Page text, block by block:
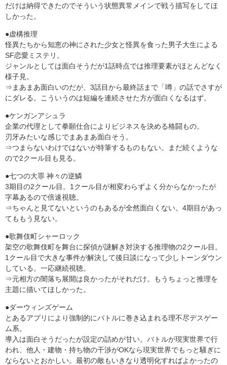
だけは納得できたのでそういう状態異常メインで戦う描写をしてほ
しかった。
●虚構推理
怪異たちから知恵の神にされた少女と怪異を食った男子大生による
SF恋愛ミステリ。
ジャンルとしては面白そうだが1話時点では推理要素がほとんどなく
様子見。
⇒まあまあ面白いのだが、3話目から最終話まで「噂」の話でさすが
にダレる。こういうのは短編を連続させた方が面白くなるはず。
●ケンガンアシュラ
企業の代理として拳願仕合によりビジネスを決める格闘もの。
刃牙みたいな感じでまあまあ面白そう。
⇒つまらないわけではないが特筆するものもない。まだ続くような
ので2クール目も見る。
●七つの大罪 神々の逆鱗
3期目の2クール目。1クール目が相変わらずよく分からなかったが
字幕あるので倍速視聴。
⇒ちゃんと見てないというのもあるが全然面白くない。4期目があっ
てももう見ない。
●歌舞伎町シャーロック
架空の歌舞伎町を舞台に探偵が謎解き対決する推理物の2クール目。
1クール目で大きな事件が解決して後日談になって少しトーンダウン
している。一応継続視聴。
⇒元相方の闇落ち展開は良かったがそれだけ。もうちょっと推理を
主題に描いてほしかった。
●ダーウィンズゲーム
とあるアプリにより強制的にバトルに巻き込まれる理不尽デスゲー
ム系。
導入は面白そうだったが設定の詰めが甘い。バトルが現実世界で行
われ、他人・建物・持ち物の干渉がOKなら現実世界でもっと騒ぎに
ならないとおかしい。最初の敵もいきなり透明化すればよかったの